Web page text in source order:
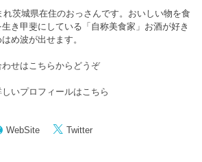
れ茨城県在住のおっさんです。おいしい物を食
き甲斐にしている「自称美食家」お酒が好き
め波が出せます。
わせはこちらからどうぞ
いプロフィールはこちら
WebSite Twitter